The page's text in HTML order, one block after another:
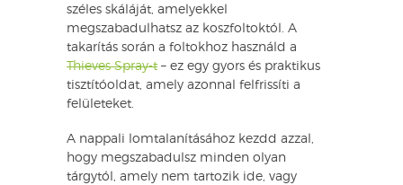
széles skáláját, amelyekkel
megszabadulhatsz az koszfoltoktól. A
takarítás során a foltokhoz használd a
Thieves Spray-t – ez egy gyors és praktikus
tisztítóoldat, amely azonnal felfrissíti a
felületeket.
A nappali lomtalanításához kezdd azzal,
hogy megszabadulsz minden olyan
tárgytól, amely nem tartozik ide, vagy